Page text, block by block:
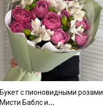
Букет с пионовидными розами
Мисти Баблс и